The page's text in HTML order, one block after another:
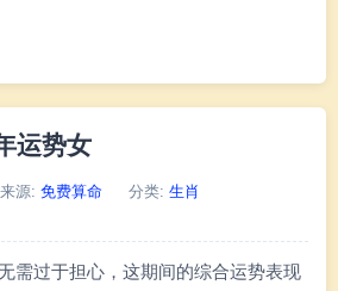
运势女
来源: 免费算命 分类: 生肖
需过于担心，这期间的综合运势表现